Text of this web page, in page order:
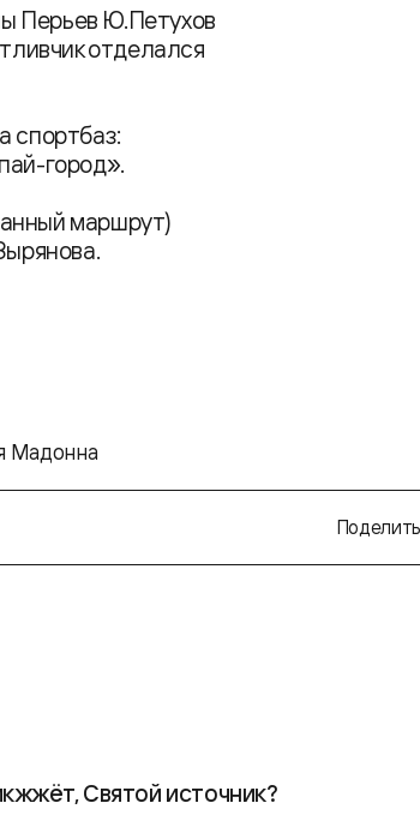
Перьев Ю.Петухов
отделался
спортбаз:
город».
маршрут)
Мадонна
жжёт, Святой источник?